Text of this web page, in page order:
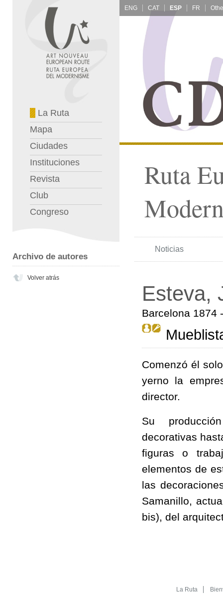
La Ruta
Mapa
Ciudades
Instituciones
Revista
Club
Congreso
Archivo de autores
Volver atrás
ENG CAT ESP FR
Ruta
Noticias
Esteva,
Barcelona 1874
Comenzó él
yerno la
director.
Su
decorativas
figuras o
elementos de
las
Samanillo,
bis), del
La Ruta